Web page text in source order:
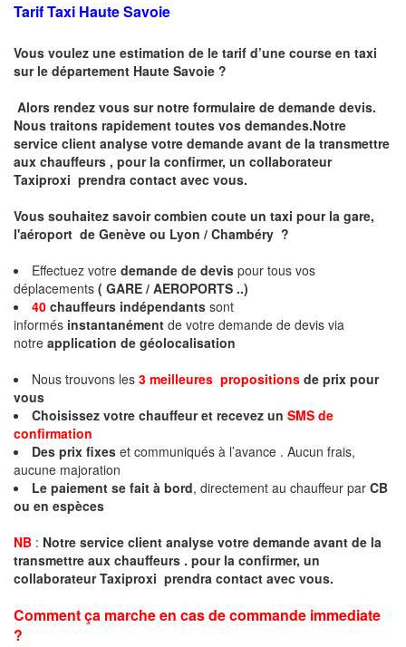
Tarif Taxi Haute Savoie
Vous voulez une estimation de le tarif d’une course en taxi
sur le département Haute Savoie ?
Alors rendez vous sur notre formulaire de demande devis.
Nous traitons rapidement toutes vos demandes.Notre
service client analyse votre demande avant de la transmettre
aux chauffeurs , pour la confirmer, un collaborateur
Taxiproxi prendra contact avec vous.
Vous souhaitez savoir combien coute un taxi pour la gare,
l'aéroport de Genève ou Lyon / Chambéry ?
Effectuez votre demande de devis pour tous vos
déplacements ( GARE / AEROPORTS ..)
40 chauffeurs indépendants sont
informés instantanément de votre demande de devis via
notre application de géolocalisation
Nous trouvons les 3 meilleures propositions de prix pour
vous
Choisissez votre chauffeur et recevez un SMS de
confirmation
Des prix fixes et communiqués à l’avance . Aucun frais,
aucune majoration
Le paiement se fait à bord, directement au chauffeur par CB
ou en espèces
NB : Notre service client analyse votre demande avant de la
transmettre aux chauffeurs . pour la confirmer, un
collaborateur Taxiproxi prendra contact avec vous.
Comment ça marche en cas de commande immediate
?